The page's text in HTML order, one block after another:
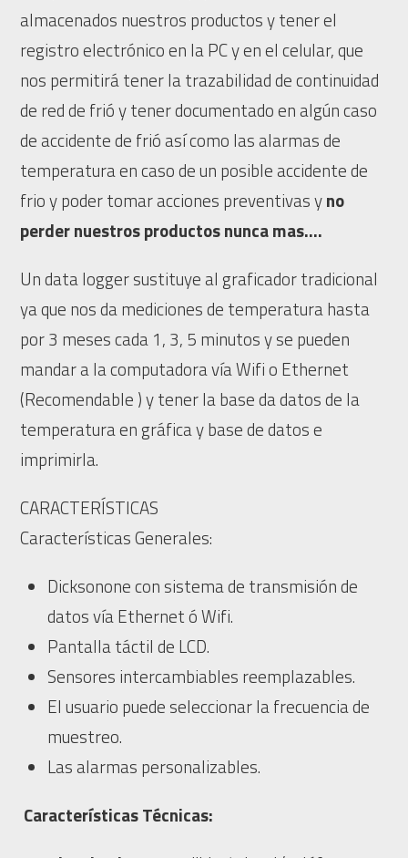
almacenados nuestros productos y tener el
registro electrónico en la PC y en el celular, que
nos permitirá tener la trazabilidad de continuidad
de red de frió y tener documentado en algún caso
de accidente de frió así como las alarmas de
temperatura en caso de un posible accidente de
frio y poder tomar acciones preventivas yno
perder nuestros productos nunca mas….
Un data logger sustituye al graficador tradicional
ya que nos da mediciones de temperatura hasta
por 3 meses cada 1, 3, 5 minutos y se pueden
mandar a la computadora vía Wifi o Ethernet
(Recomendable ) y tener la base da datos de la
temperatura en gráfica y base de datos e
imprimirla.
CARACTERÍSTICAS
Características Generales:
Dicksonone con sistema de transmisión de
datos vía Ethernet ó Wifi.
Pantalla táctil de LCD.
Sensores intercambiables reemplazables.
El usuario puede seleccionar la frecuencia de
muestreo.
Las alarmas personalizables.
Características Técnicas: